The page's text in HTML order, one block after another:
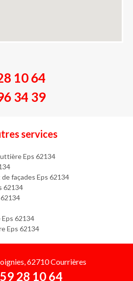
10 64
34 39
services
Eps 62134
façades Eps 62134
62134
62134
Eps 62134
62710 Courrières
28 10 64